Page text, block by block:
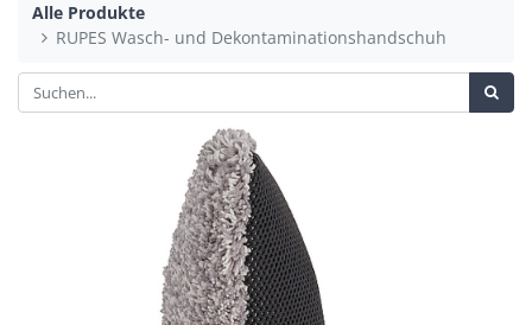
Alle Produkte
RUPES Wasch- und Dekontaminationshandschuh